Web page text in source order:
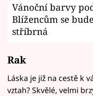
Vánoční barvy
Blížencům se
stříbrná
Rak
Láska je již na cestě k
vztah? Skvělé, velmi